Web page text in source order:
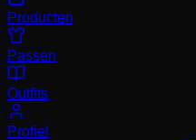
Producten
Passen
Outfits
Profiel